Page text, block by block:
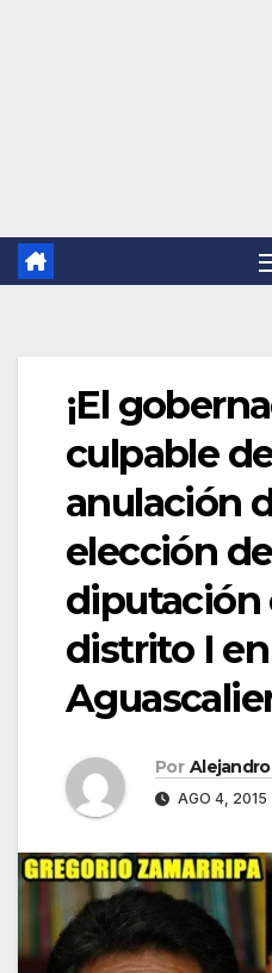
¡El
culpable
anulación
elección
diputación
distrito I en
Por Alejandro
AGO 4, 2015